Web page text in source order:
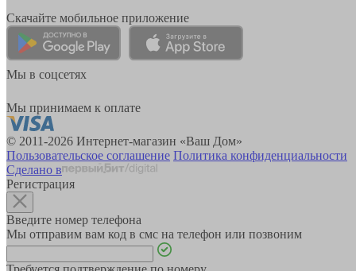
Скачайте мобильное приложение
Мы в соцсетях
Мы принимаем к оплате
© 2011-2026 Интернет-магазин «Ваш Дом»
Пользовательское соглашение Политика конфиденциальности
Сделано в
Регистрация
Введите номер телефона
Мы отправим вам код в смс на телефон или позвоним